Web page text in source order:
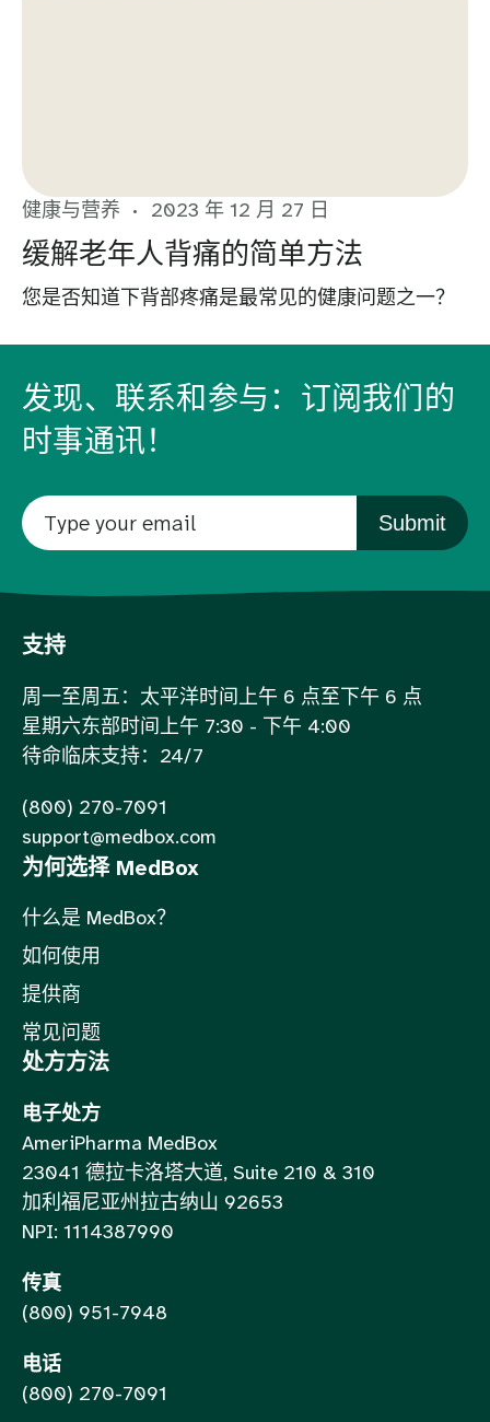
健康与营养 2023 年 12 月 27 日
缓解老年人背痛的简单方法
您是否知道下背部疼痛是最常见的健康问题之一？
发现、联系和参与：订阅我们的
时事通讯！
Submit
支持
周一至周五：太平洋时间上午 6 点至下午 6 点
星期六东部时间上午 7:30 - 下午 4:00
待命临床支持：24/7
(800) 270-7091
support@medbox.com
为何选择 MedBox
什么是 MedBox？
如何使用
提供商
常见问题
处方方法
电子处方
AmeriPharma MedBox
23041 德拉卡洛塔大道, Suite 210 & 310
加利福尼亚州拉古纳山 92653
NPI: 1114387990
传真
(800) 951-7948
电话
(800) 270-7091